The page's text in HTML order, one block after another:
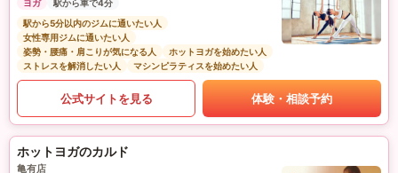
ヨガ
駅から車で4分
駅から5分以内のジムに通いたい人
女性専用ジムに通いたい人
姿勢・腰痛・肩こりが気になる人
ホットヨガを始めたい人
ストレスを解消したい人
マシンピラティスを始めたい人
公式サイトを見る 体験・相談予約
ホットヨガのカルド
亀有店